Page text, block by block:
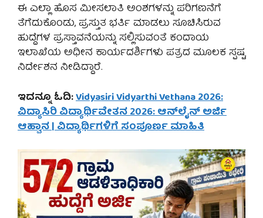
ಈ ಎಲ್ಲಾ ಹೊಸ ಮೀಸಲಾತಿ ಅಂಶಗಳನ್ನು ಪರಿಗಣನೆಗೆ
ತೆಗೆದುಕೊಂಡು, ಪ್ರಸ್ತುತ ಭರ್ತಿ ಮಾಡಲು ಸೂಚಿಸಿರುವ
ಹುದ್ದೆಗಳ ಪ್ರಸ್ತಾವನೆಯನ್ನು ಸಲ್ಲಿಸುವಂತೆ ಕಂದಾಯ
ಇಲಾಖೆಯ ಅಧೀನ ಕಾರ್ಯದರ್ಶಿಗಳು ಪತ್ರದ ಮೂಲಕ ಸ್ಪಷ್ಟ
ನಿರ್ದೇಶನ ನೀಡಿದ್ದಾರೆ.
ಇದನ್ನೂ ಓದಿ:Vidyasiri Vidyarthi Vethana 2026:
ವಿದ್ಯಾಸಿರಿ ವಿದ್ಯಾರ್ಥಿವೇತನ 2026: ಆನ್‌ಲೈನ್ ಅರ್ಜಿ
ಆಹ್ವಾನ | ವಿದ್ಯಾರ್ಥಿಗಳಿಗೆ ಸಂಪೂರ್ಣ ಮಾಹಿತಿ